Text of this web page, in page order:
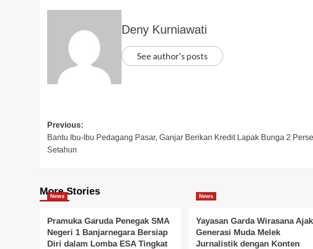
Deny Kurniawati
See author's posts
Previous:
Bantu Ibu-Ibu Pedagang Pasar, Ganjar Berikan Kredit Lapak Bunga 2
Setahun
More Stories
News
Pramuka Garuda Penegak SMA
Negeri 1 Banjarnegara Bersiap
Diri dalam Lomba ESA Tingkat
News
Yayasan Garda Wirasana Ajak
Generasi Muda Melek
Jurnalistik dengan Konten